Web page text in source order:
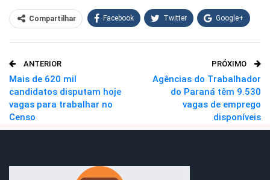
Compartilhar Facebook Twitter Google+
O email
ANTERIOR
Mais de 620 mil
candidatos disputam hoje
vagas para trabalhar no
Censo
PRÓXIMO
Agências do Trabalhador
do Paraná têm 9.530
vagas de emprego
disponíveis